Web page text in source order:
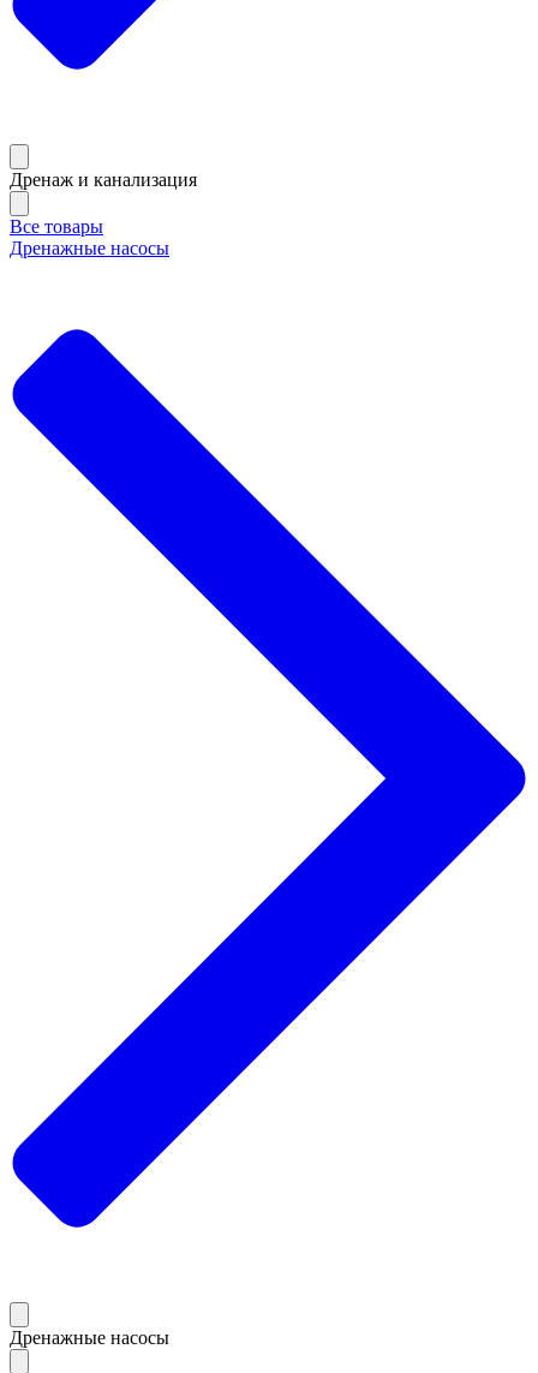
Дренаж и канализация
Все товары
Дренажные насосы
Дренажные насосы